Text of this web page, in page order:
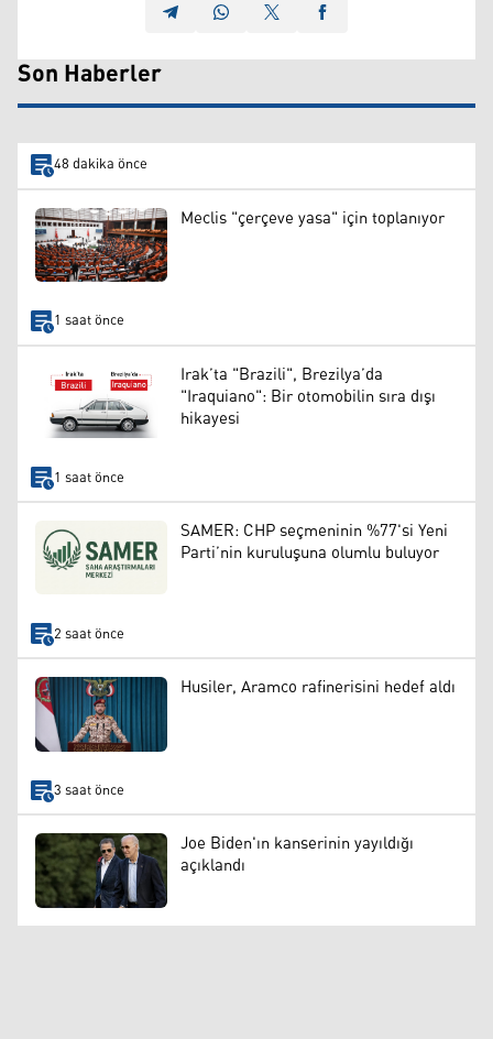
Son Haberler
48 dakika önce
Meclis "çerçeve yasa" için toplanıyor
1 saat önce
Irak’ta "Brazili", Brezilya’da
"Iraquiano": Bir otomobilin sıra dışı
hikayesi
1 saat önce
SAMER: CHP seçmeninin %77'si Yeni
Parti’nin kuruluşuna olumlu buluyor
2 saat önce
Husiler, Aramco rafinerisini hedef aldı
3 saat önce
Joe Biden'ın kanserinin yayıldığı
açıklandı